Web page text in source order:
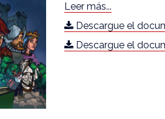
Leer más...
Descargue el
Descargue el